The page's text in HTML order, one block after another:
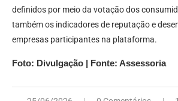
definidos por meio da votação dos
também os indicadores de reputação e
empresas participantes na plataforma.
Foto: Divulgação | Fonte: Assessoria